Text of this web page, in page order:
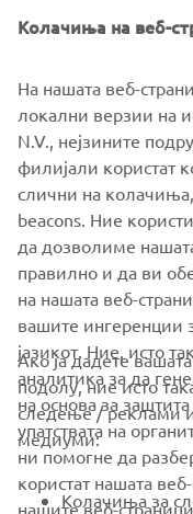
CORPORATE
FOR BUSINESS
Колачиња на веб-
На нашата веб-
локални верзии на
N.V., нејзините
филијали користат
слични на
beacons. Ние
да дозволиме
правилно и да ви
на нашата веб-
вашите ингеренции
јазикот. Ние, исто
аналитика за да
на основа за
упатствата на
ни помогне да
користат нашата
нашите веб-
Ако ја дадете
подолу, ние исто
следење / реклами
медиуми:
Колачиња за